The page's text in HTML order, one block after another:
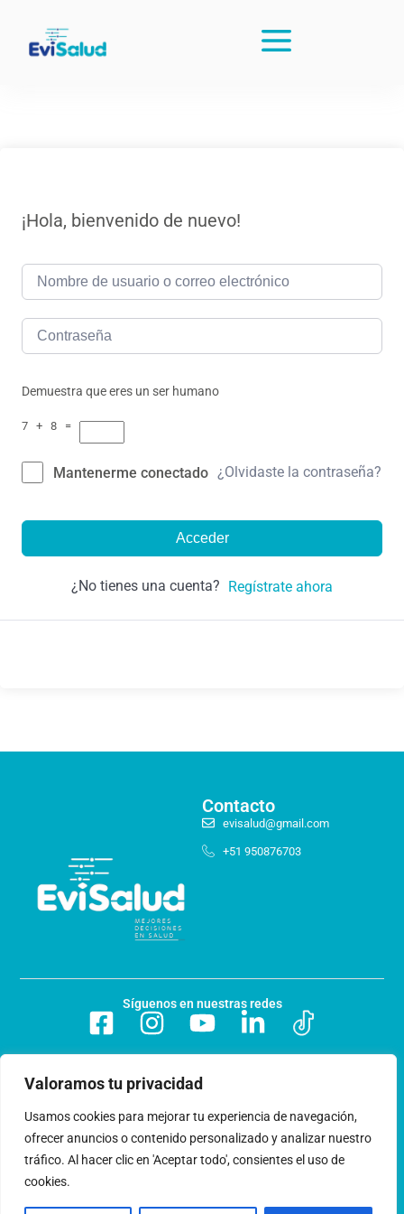
Valoramos tu privacidad
Usamos cookies para mejorar tu experiencia de navegación,
ofrecer anuncios o contenido personalizado y analizar nuestro
tráfico. Al hacer clic en 'Aceptar todo', consientes el uso de
cookies.
¡Hola, bienvenido de nuevo!
Demuestra que eres un ser humano
7 + 8 =
Mantenerme conectado ¿Olvidaste la contraseña?
Acceder
¿No tienes una cuenta? Regístrate ahora
Contacto
evisalud@gmail.com
+51 950876703
Síguenos en nuestras redes
Preguntas frecuentes
Trabaja con nosotros
Libro de reclamaciones Términos y condiciones